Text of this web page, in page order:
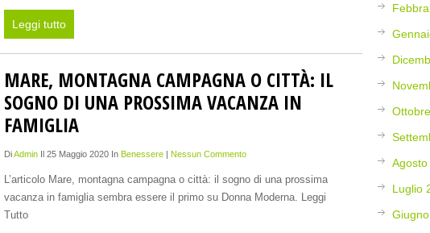
Leggi tutto
MARE, MONTAGNA CAMPAGNA O CITTÀ: IL
SOGNO DI UNA PROSSIMA VACANZA IN
FAMIGLIA
DiAdmin Il 25 Maggio 2020 InBenessere |Nessun Commento
L’articolo Mare, montagna campagna o città: il sogno di una prossima
vacanza in famiglia sembra essere il primo su Donna Moderna. Leggi
Tutto
Luglio